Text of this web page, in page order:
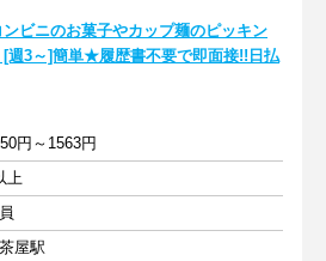
ンビニのお菓子やカップ麺のピッキン
[週3～]簡単★履歴書不要で即面接!!日払
円～1563円
上
屋駅